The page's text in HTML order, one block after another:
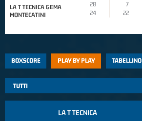
LA T TECNICA GEMA
MONTECATINI
28
7
24
22
BOXSCORE PLAY BY PLAY TABELLINO
LA T TECNICA